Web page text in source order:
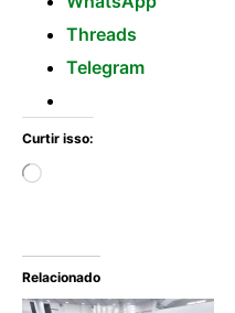
Threads
Telegram
Curtir isso:
Relacionado